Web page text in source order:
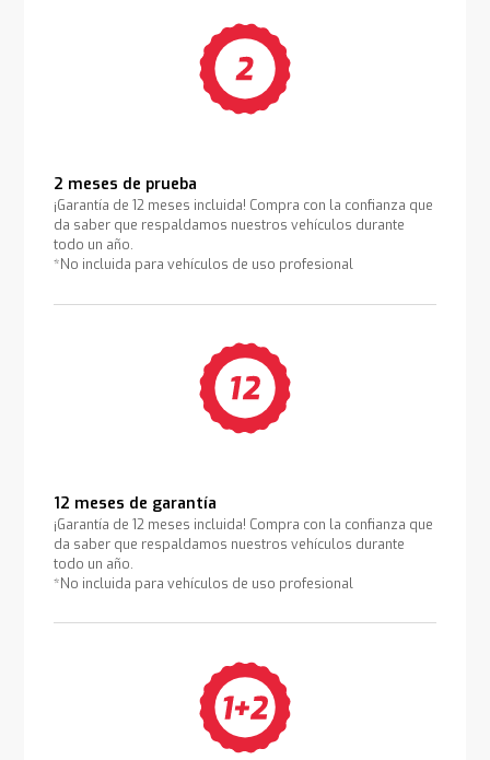
2 meses de prueba
¡Garantía de 12 meses incluida! Compra con la confianza que
da saber que respaldamos nuestros vehículos durante
todo un año.
*No incluida para vehículos de uso profesional
12 meses de garantía
¡Garantía de 12 meses incluida! Compra con la confianza que
da saber que respaldamos nuestros vehículos durante
todo un año.
*No incluida para vehículos de uso profesional